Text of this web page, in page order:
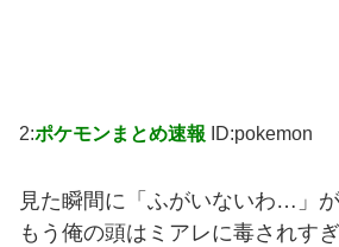
2:ポケモンまとめ速報 ID:pokemon
見た瞬間に「ふがいないわ…」
もう俺の頭はミアレに毒されす